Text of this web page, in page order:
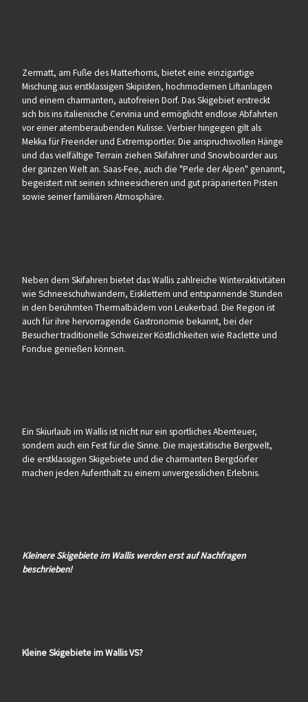
Zermatt, am Fuße des Matterhorns, bietet eine einzigartige
Mischung aus erstklassigen Skipisten, hochmodernen Liftanlagen
und einem charmanten, autofreien Dorf. Das Skigebiet erstreckt
sich bis ins italienische Cervinia und ermöglicht endlose Abfahrten
vor einer atemberaubenden Kulisse. Verbier hingegen gilt als
Mekka für Freerider und Extremsportler. Die anspruchsvollen Hänge
und das vielfältige Terrain ziehen Skifahrer und Snowboarder aus
der ganzen Welt an. Saas-Fee, auch die "Perle der Alpen" genannt,
begeistert mit seinen schneesicheren und gut präparierten Pisten
sowie seiner familiären Atmosphäre.
Neben dem Skifahren bietet das Wallis zahlreiche Winteraktivitäten
wie Schneeschuhwandern, Eisklettern und entspannende Stunden
in den berühmten Thermalbädern von Leukerbad. Die Region ist
auch für ihre hervorragende Gastronomie bekannt, bei der
Besucher traditionelle Schweizer Köstlichkeiten wie Raclette und
Fondue genießen können.
Ein Skiurlaub im Wallis ist nicht nur ein sportliches Abenteuer,
sondern auch ein Fest für die Sinne. Die majestätische Bergwelt,
die erstklassigen Skigebiete und die charmanten Bergdörfer
machen jeden Aufenthalt zu einem unvergesslichen Erlebnis.
Kleinere Skigebiete im Wallis werden erst auf Nachfragen
beschrieben!
Kleine Skigebiete im Wallis VS?